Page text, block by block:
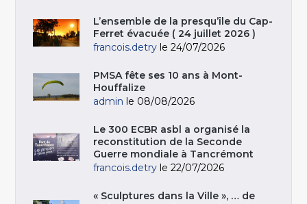
L’ensemble de la presqu’île du Cap-
Ferret évacuée ( 24 juillet 2026 )
francois.detry le 24/07/2026
PMSA fête ses 10 ans à Mont-
Houffalize
admin le 08/08/2026
Le 300 ECBR asbl a organisé la
reconstitution de la Seconde
Guerre mondiale à Tancrémont
francois.detry le 22/07/2026
« Sculptures dans la Ville », … de